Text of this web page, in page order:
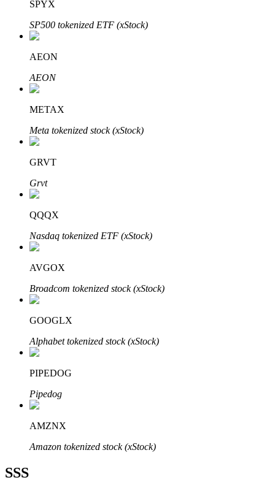
Otomatik Yatırım
Uzun vadeli kâr ve esnek çıkarlar elde edin
Stake Etmeyi Öğrenin
Pasif gelir kazanma hakkında bilgi edinin
Bitrue
Bitrue Ortakları
SPYX
SP500 tokenized ETF (xStock)
AEON
AEON
METAX
Meta tokenized stock (xStock)
GRVT
Grvt
QQQX
Nasdaq tokenized ETF (xStock)
AVGOX
Broadcom tokenized stock (xStock)
GOOGLX
Alphabet tokenized stock (xStock)
PIPEDOG
Pipedog
AMZNX
Amazon tokenized stock (xStock)
SSS